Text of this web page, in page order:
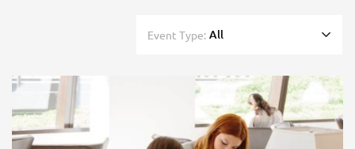
Event Type: All